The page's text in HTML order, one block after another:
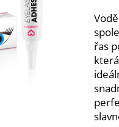
řas
NALEPOVACÍ